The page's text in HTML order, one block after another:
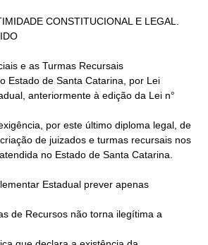
e as Turmas Recursais